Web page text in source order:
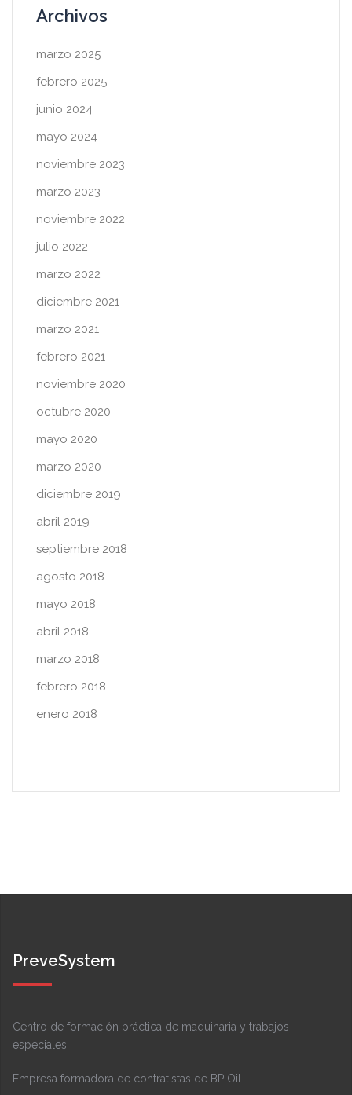
Archivos
marzo 2025
febrero 2025
junio 2024
mayo 2024
noviembre 2023
marzo 2023
noviembre 2022
julio 2022
marzo 2022
diciembre 2021
marzo 2021
febrero 2021
noviembre 2020
octubre 2020
mayo 2020
marzo 2020
diciembre 2019
abril 2019
septiembre 2018
agosto 2018
mayo 2018
abril 2018
marzo 2018
febrero 2018
enero 2018
PreveSystem
Centro de formación práctica de maquinaria y trabajos
especiales.
Empresa formadora de contratistas de BP Oil.